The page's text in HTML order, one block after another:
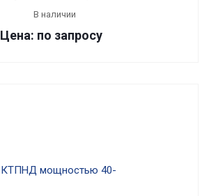
В наличии
Цена: по запросу